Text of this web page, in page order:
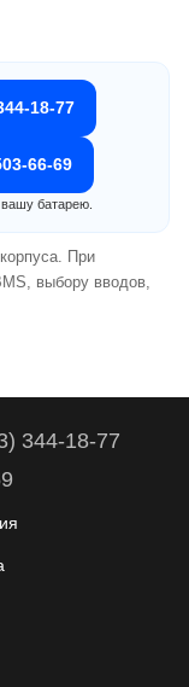
18-77
66-69
батарею.
При
выбору вводов,
344-18-77